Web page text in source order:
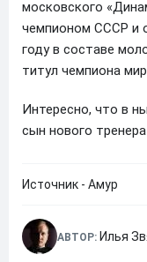
московского
чемпионом СССР и
году в составе
титул чемпиона
Интересно, что в
сын нового
Источник - Амур
АВТОР: Илья